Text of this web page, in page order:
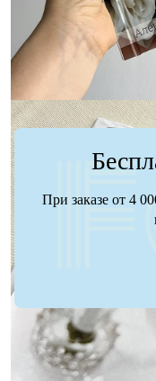
Заказать
При заказе от 4